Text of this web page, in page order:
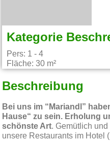
Kategorie
Pers: 1 - 4
Fläche: 30 m²
Beschreibung
Bei uns im “Mariandl”
Hause“ zu sein. Erholung
schönste Art. Gemütlich
unsere Restaurants im Hotel